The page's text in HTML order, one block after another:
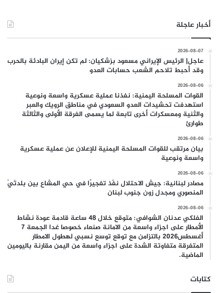
أخبار عاجلة
2026-08-07
عاجل| الرئيس الإيراني مسعود بزشكيان: لم تكن إيران البادئة بالحرب
وقد أحبط تلاحم الشعب حسابات العدو
2026-08-06
القوات المسلحة اليمنية: نفذنا عملية عسكرية واسعة ونوعية
استهدفت تحشيدات العدو السعودي في مناطق الرويك والعبر
والثنية ومعسكرات أخرى تابعة لما يسمى الفرقة الأولى والثالثة
طوارئ
2026-08-06
بيان مرتقب للقوات المسلحة اليمنية للإعلان عن عملية عسكرية
واسعة ونوعية
2026-08-06
مصادر لبنانية: جيش الاحتلال نفّذ تفجيرًا في حي المشاع بين بلدتَيْ
المنصوري ومجدل زون جنوب لبنان
2026-08-06
الفلكي عدنان الشوافي: متوقع خلال 48 ساعة قادمة عودة نشاط
الأمطار على اجزاء واسعة من الامانة صنعاء خصوصا غدا الجمعة 7
أغسطس2026 بالتزامن مع توقع توسع نسبي لهطول الامطار
المتفرقة متفاوتة الشدة على اجزاء واسعة من اليمن مقارنة باليومين
الماضية.
كتابات